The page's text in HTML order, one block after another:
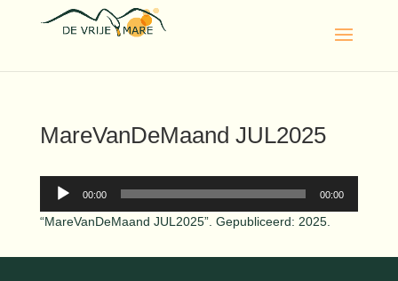
MareVanDeMaand JUL2025
Audiospeler
00:00 00:00
“MareVanDeMaand JUL2025”. Gepubliceerd: 2025.